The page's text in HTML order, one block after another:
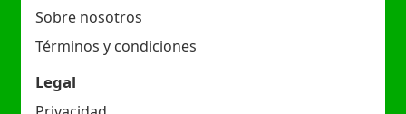
Sobre nosotros
Términos y condiciones
Legal